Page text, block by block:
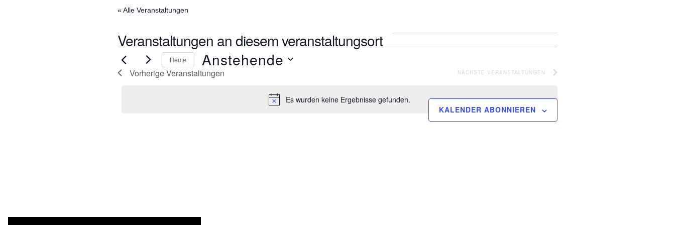
« Alle Veranstaltungen
Veranstaltungen an diesem veranstaltungsort
Hinweis
Es wurden keine Ergebnisse gefunden.
Heute Anstehende
Datum
VorherigeVeranstaltungen NÄCHSTE VERANSTALTUNGEN
KALENDER ABONNIEREN